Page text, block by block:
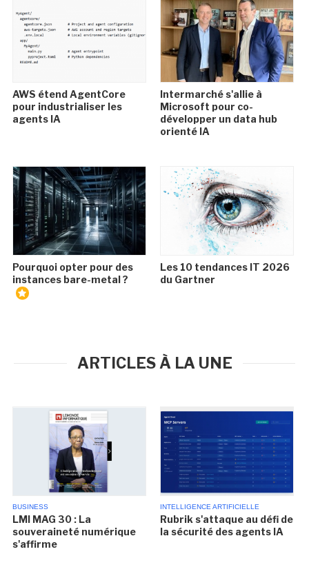
AWS étend AgentCore
pour industrialiser les
agents IA
Intermarché s'allie à
Microsoft pour co-
développer un data hub
orienté IA
Pourquoi opter pour des
instances bare-metal ?
Les 10 tendances IT 2026
du Gartner
ARTICLES À LA UNE
BUSINESS
LMI MAG 30 : La
souveraineté numérique
s'affirme
INTELLIGENCE ARTIFICIELLE
Rubrik s'attaque au défi de
la sécurité des agents IA